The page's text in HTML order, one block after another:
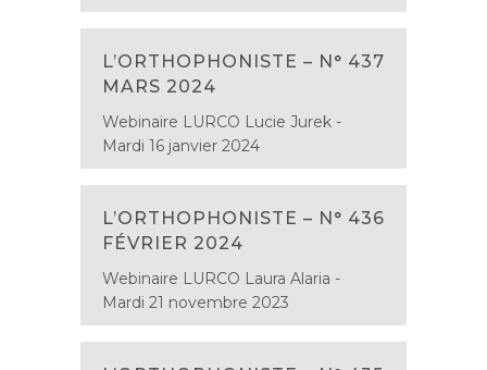
L’ORTHOPHONISTE – N° 437
MARS 2024
Webinaire LURCO Lucie Jurek -
Mardi 16 janvier 2024
L’ORTHOPHONISTE – N° 436
FÉVRIER 2024
Webinaire LURCO Laura Alaria -
Mardi 21 novembre 2023